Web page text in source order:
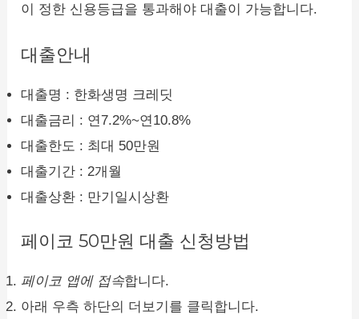
이 정한 신용등급을 통과해야 대출이 가능합니다.
대출안내
대출명 : 한화생명 크레딧
대출금리 : 연7.2%~연10.8%
대출한도 : 최대 50만원
대출기간 : 2개월
대출상환 : 만기일시상환
페이코 50만원 대출 신청방법
페이코 앱에 접속합니다.
아래 우측 하단의 더보기를 클릭합니다.